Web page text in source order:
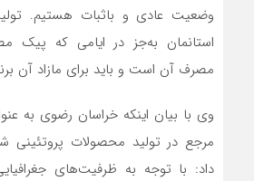
وضعیت عادی و باثبات هستیم.
استانمان به‌جز در ایامی که پیک
مصرف آن است و باید برای مازاد آن
وی با بیان اینکه خراسان رضوی به
مرجع در تولید محصولات پروتئینی
داد: با توجه به ظرفیت‌های